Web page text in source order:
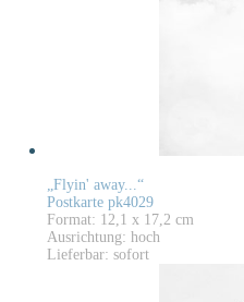
„Flyin' away...“
Postkarte pk4029
Format: 12,1 x 17,2 cm
Ausrichtung: hoch
Lieferbar: sofort